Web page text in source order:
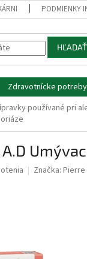
PODMIENKY
HĽADAŤ
Zdravotnícke potreby
používané pri
Značka: Pierre